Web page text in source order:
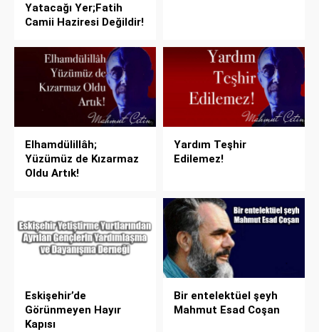
Yatacağı Yer;Fatih
Camii Haziresi Değildir!
Elhamdülillâh;
Yüzümüz de Kızarmaz
Oldu Artık!
Yardım Teşhir
Edilemez!
Eskişehir’de
Görünmeyen Hayır
Kapısı
Bir entelektüel şeyh
Mahmut Esad Coşan